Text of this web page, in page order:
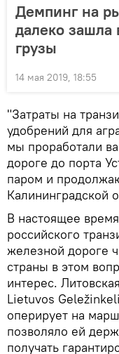
Демпинг на
далеко зашла
грузы
14 мая 2019, 18:55
"Затраты на
удобрений для
мы проработали
дороге до порта
паром и
Калининградской
В настоящее
российского
железной дороге
страны в этом
интерес.
Lietuvos
оперирует на
позволяло ей
получать